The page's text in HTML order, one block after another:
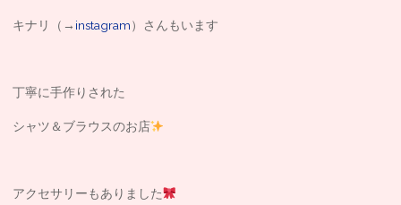
キナリ（→ instagram）さんもいます
丁寧に手作りされた
シャツ＆ブラウスのお店
アクセサリーもありました